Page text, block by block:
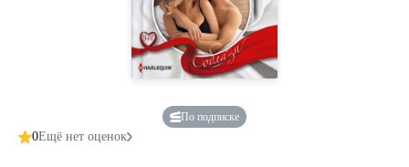
По подписке
0Ещё нет оценок